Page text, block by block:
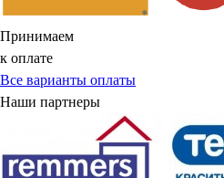
Принимаем
к оплате
Все варианты оплаты
Наши партнеры